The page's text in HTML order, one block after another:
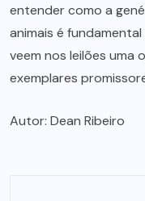
entender como a
animais é
veem nos leilões uma
exemplares
Autor: Dean Ribeiro